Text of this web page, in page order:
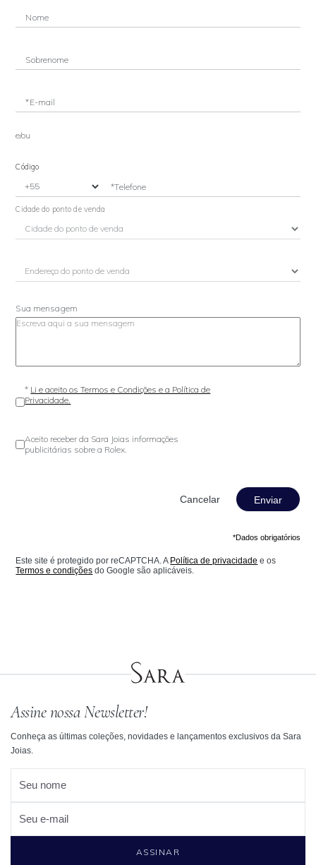
Nome
Sobrenome
*E-mail
e/ou
Código
*Telefone
Cidade do ponto de venda
Sua mensagem
* Li e aceito os Termos e Condições e a Política de
Privacidade.
Aceito receber da Sara Joias informações
publicitárias sobre a Rolex.
Enviar
*Dados obrigatórios
Este site é protegido por reCAPTCHA. A Política de privacidade e os
Termos e condições do Google são aplicáveis.
Assine nossa Newsletter!
Conheça as últimas coleções, novidades e lançamentos exclusivos da Sara
Joias.
Seu nome
Seu e-mail
ASSINAR